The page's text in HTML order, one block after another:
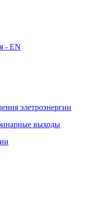
- EN
элетроэнергии
выходы